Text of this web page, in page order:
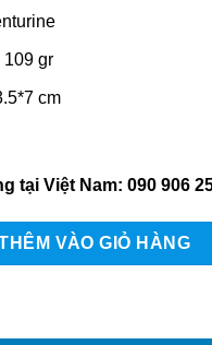
109 gr
cm
tại Việt Nam: 090 906
con mèo quantity
VÀO GIỎ HÀNG